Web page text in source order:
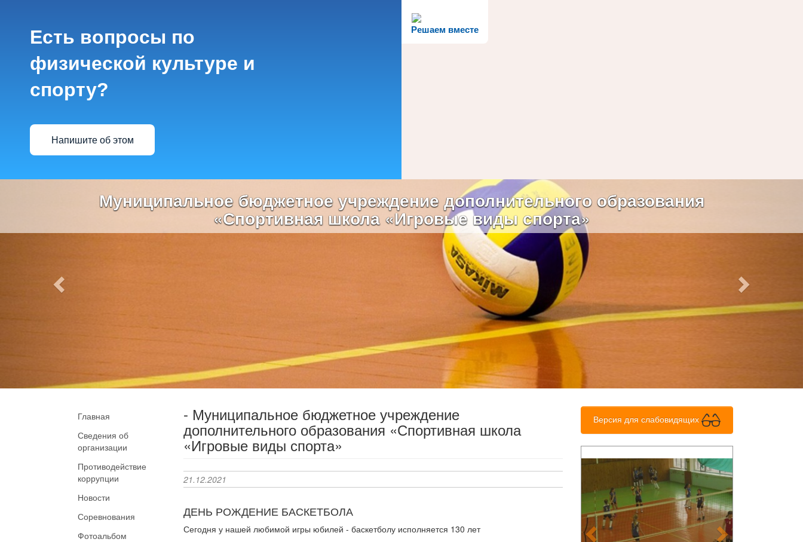
Решаем вместе
Есть вопросы по
физической культуре и
спорту?
Напишите об этом
Муниципальное бюджетное учреждение дополнительного образования
«Спортивная школа «Игровые виды спорта»
Главная
Сведения об
организации
Противодействие
коррупции
Новости
Соревнования
Фотоальбом
- Муниципальное бюджетное учреждение
дополнительного образования «Спортивная школа
«Игровые виды спорта»
21.12.2021
ДЕНЬ РОЖДЕНИЕ БАСКЕТБОЛА
Сегодня у нашей любимой игры юбилей - баскетболу исполняется 130 лет
Версия для слабовидящих
Previous Next